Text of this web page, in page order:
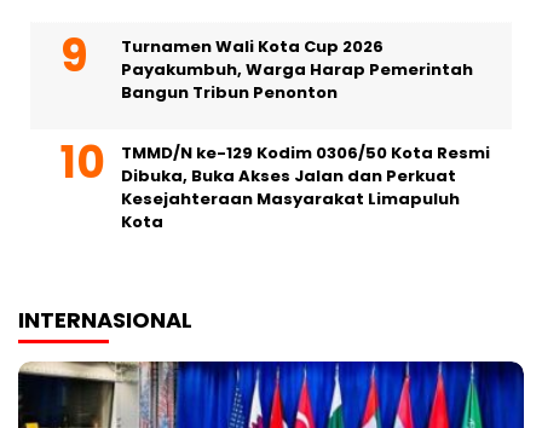
Turnamen Wali Kota Cup 2026
Payakumbuh, Warga Harap Pemerintah
Bangun Tribun Penonton
TMMD/N ke-129 Kodim 0306/50 Kota Resmi
Dibuka, Buka Akses Jalan dan Perkuat
Kesejahteraan Masyarakat Limapuluh
Kota
INTERNASIONAL